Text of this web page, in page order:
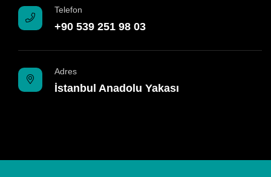
Telefon
+90 539 251 98 03
Adres
İstanbul Anadolu Yakası